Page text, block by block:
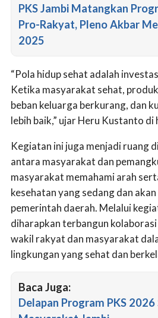
PKS Jambi Matangkan
Pro-Rakyat, Pleno Akbar
2025
“Pola hidup sehat adalah
Ketika masyarakat sehat,
beban keluarga berkurang, dan
lebih baik,” ujar Heru Kustanto di
Kegiatan ini juga menjadi ruang
antara masyarakat dan
masyarakat memahami arah
kesehatan yang sedang dan
pemerintah daerah. Melalui
diharapkan terbangun
wakil rakyat dan masyarakat
lingkungan yang sehat dan
Baca Juga:
Delapan Program PKS 2026